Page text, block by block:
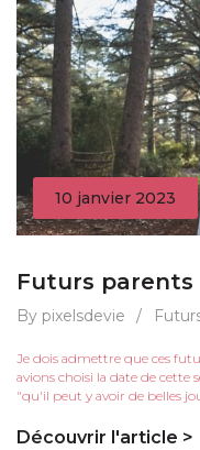
10 janvier 2023
Futurs parents
By pixelsdevie /
Je dois admettre que ces
avions choisi la date de cette
"qu'il peut y avoir de belles
Découvrir l'article >